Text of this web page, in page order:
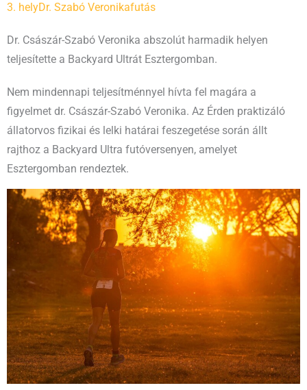
3. helyDr. Szabó Veronikafutás
Dr. Császár-Szabó Veronika abszolút harmadik helyen
teljesítette a Backyard Ultrát Esztergomban.
Nem mindennapi teljesítménnyel hívta fel magára a
figyelmet dr. Császár-Szabó Veronika. Az Érden praktizáló
állatorvos fizikai és lelki határai feszegetése során állt
rajthoz a Backyard Ultra futóversenyen, amelyet
Esztergomban rendeztek.